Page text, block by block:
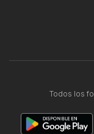
Todos los